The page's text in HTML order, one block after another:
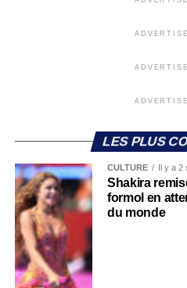
LES PLUS
CULTURE Il y a 2
Shakira
formol en
du monde